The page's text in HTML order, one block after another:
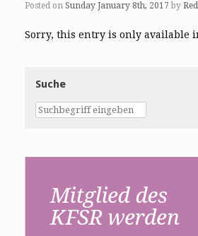
Posted on Sunday January 8th, 2017 by
Sorry, this entry is only available
Suche